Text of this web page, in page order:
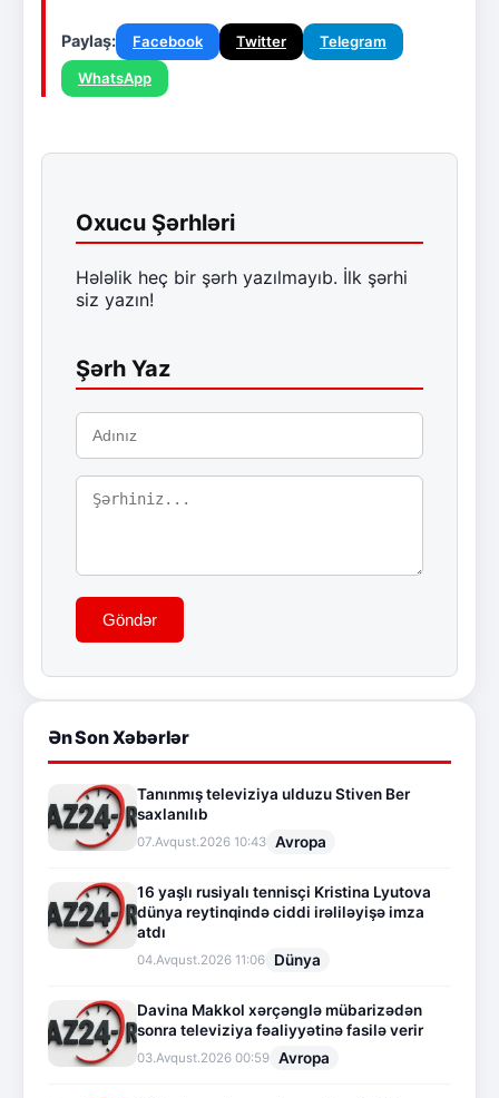
Paylaş: Facebook Twitter Telegram
WhatsApp
Oxucu Şərhləri
Hələlik heç bir şərh yazılmayıb. İlk şərhi
siz yazın!
Şərh Yaz
Göndər
Ən Son Xəbərlər
Tanınmış televiziya ulduzu Stiven Ber
saxlanılıb
07.Avqust.2026 10:43 Avropa
16 yaşlı rusiyalı tennisçi Kristina Lyutova
dünya reytinqində ciddi irəliləyişə imza
atdı
04.Avqust.2026 11:06 Dünya
Davina Makkol xərçənglə mübarizədən
sonra televiziya fəaliyyətinə fasilə verir
03.Avqust.2026 00:59 Avropa